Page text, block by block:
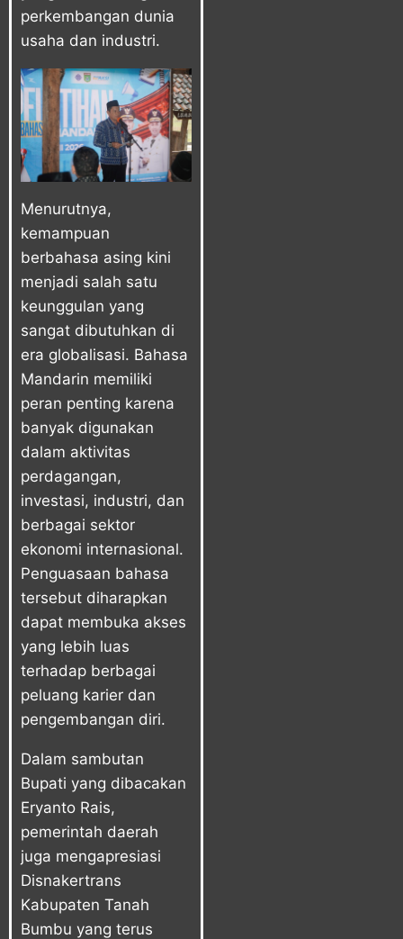
perkembangan dunia
usaha dan industri.
Menurutnya,
kemampuan
berbahasa asing kini
menjadi salah satu
keunggulan yang
sangat dibutuhkan di
era globalisasi. Bahasa
Mandarin memiliki
peran penting karena
banyak digunakan
dalam aktivitas
perdagangan,
investasi, industri, dan
berbagai sektor
ekonomi internasional.
Penguasaan bahasa
tersebut diharapkan
dapat membuka akses
yang lebih luas
terhadap berbagai
peluang karier dan
pengembangan diri.
Dalam sambutan
Bupati yang dibacakan
Eryanto Rais,
pemerintah daerah
juga mengapresiasi
Disnakertrans
Kabupaten Tanah
Bumbu yang terus